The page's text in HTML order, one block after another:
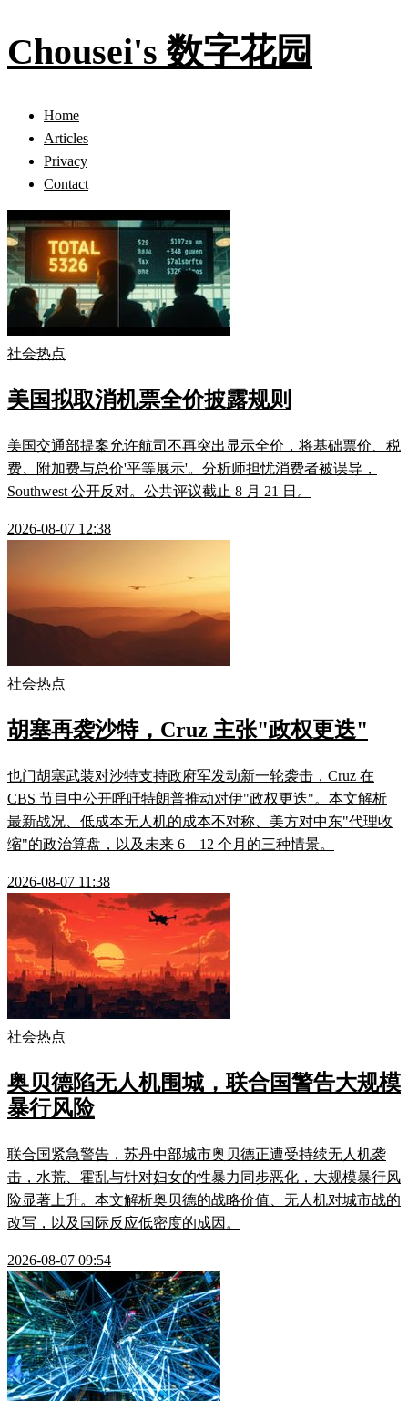
Chousei's 数字花园
Home
Articles
Privacy
Contact
社会热点
美国拟取消机票全价披露规则
美国交通部提案允许航司不再突出显示全价，将基础票价、税
费、附加费与总价'平等展示'。分析师担忧消费者被误导，
Southwest 公开反对。公共评议截止 8 月 21 日。
2026-08-07 12:38
社会热点
胡塞再袭沙特，Cruz 主张"政权更迭"
也门胡塞武装对沙特支持政府军发动新一轮袭击，Cruz 在
CBS 节目中公开呼吁特朗普推动对伊"政权更迭"。本文解析
最新战况、低成本无人机的成本不对称、美方对中东"代理收
缩"的政治算盘，以及未来 6—12 个月的三种情景。
2026-08-07 11:38
社会热点
奥贝德陷无人机围城，联合国警告大规模
暴行风险
联合国紧急警告，苏丹中部城市奥贝德正遭受持续无人机袭
击，水荒、霍乱与针对妇女的性暴力同步恶化，大规模暴行风
险显著上升。本文解析奥贝德的战略价值、无人机对城市战的
改写，以及国际反应低密度的成因。
2026-08-07 09:54